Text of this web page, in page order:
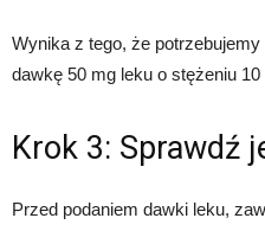
Wynika z tego, że
dawkę 50 mg leku o stężeniu 10
Krok 3: Sprawdź
Przed podaniem dawki leku,